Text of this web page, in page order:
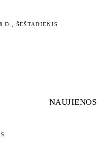
D., ŠEŠTADIENIS
NAUJIENOS